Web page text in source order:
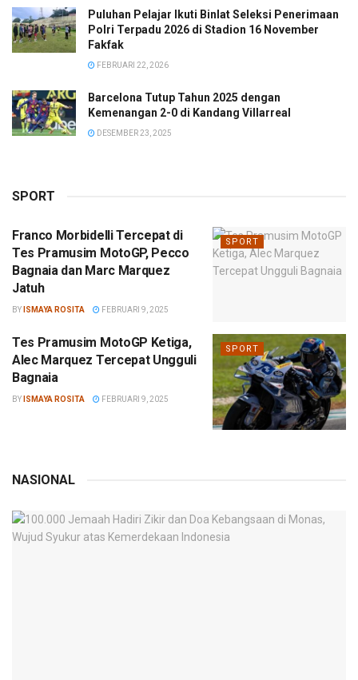
Puluhan Pelajar Ikuti Binlat Seleksi Penerimaan
Polri Terpadu 2026 di Stadion 16 November
Fakfak
FEBRUARI 22, 2026
Barcelona Tutup Tahun 2025 dengan
Kemenangan 2-0 di Kandang Villarreal
DESEMBER 23, 2025
SPORT
SPORT
Franco Morbidelli Tercepat di
Tes Pramusim MotoGP, Pecco
Bagnaia dan Marc Marquez
Jatuh
BY ISMAYA ROSITA FEBRUARI 9, 2025
SPORT
Tes Pramusim MotoGP Ketiga,
Alec Marquez Tercepat Ungguli
Bagnaia
BY ISMAYA ROSITA FEBRUARI 9, 2025
NASIONAL